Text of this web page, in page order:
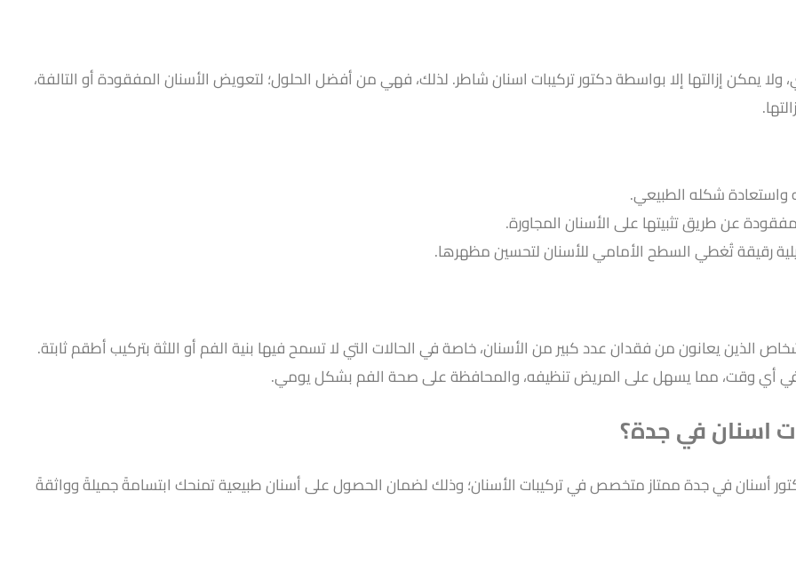
يمكن إزالتها إلا بواسطة دكتور تركيبات اسنان شاطر. لذلك، فهي من أفضل الحلول؛ لتعويض الأسنان المفقودة أو التالفة،
واستعادة شكله الطبيعي.
عن طريق تثبيتها على الأسنان المجاورة.
رقيقة تُغطي السطح الأمامي للأسنان لتحسين مظهرها.
الذين يعانون من فقدان عدد كبير من الأسنان، خاصة في الحالات التي لا تسمح فيها بنية الفم أو اللثة بتركيب أطقم ثابتة.
في أي وقت، مما يسهل على المريض تنظيفه، والمحافظة على صحة الفم بشكل يومي.
اسنان في جدة؟
أسنان في جدة ممتاز متخصص في تركيبات الأسنان؛ وذلك لضمان الحصول على أسنان طبيعية تمنحك ابتسامةً جميلةً وواثقةً